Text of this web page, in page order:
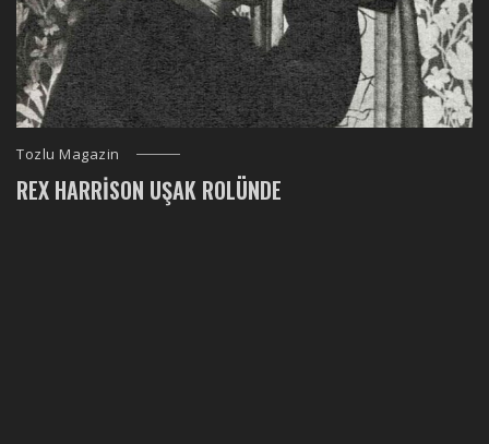
Tozlu Magazin
REX HARRISON UŞAK ROLÜNDE